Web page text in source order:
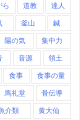
ら 道教 達人
釜山 鍼
陽の気 集中力
音源 領土
食事 食事の量
馬礼堂 骨伝導
介類 黄大仙